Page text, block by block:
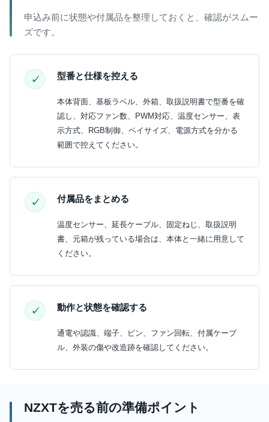
申込み前に状態や付属品を整理しておくと、確認がスムー
ズです。
型番と仕様を控える
本体背面、基板ラベル、外箱、取扱説明書で型番を確
認し、対応ファン数、PWM対応、温度センサー、表
示方式、RGB制御、ベイサイズ、電源方式を分かる
範囲で控えてください。
付属品をまとめる
温度センサー、延長ケーブル、固定ねじ、取扱説明
書、元箱が残っている場合は、本体と一緒に用意して
ください。
動作と状態を確認する
通電や認識、端子、ピン、ファン回転、付属ケーブ
ル、外装の傷や改造跡を確認してください。
NZXTを売る前の準備ポイント